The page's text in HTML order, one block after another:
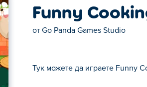
Funny
от Go Panda Games Studio
Тук можете да играете Funny